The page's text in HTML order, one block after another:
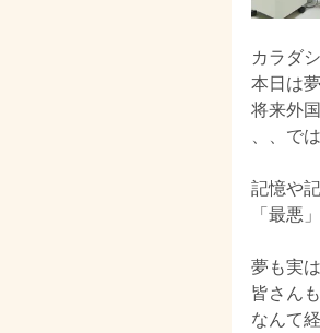
カラダ
本日は
将来外
、、で
記憶や
「最悪
夢も実
皆さん
なんて